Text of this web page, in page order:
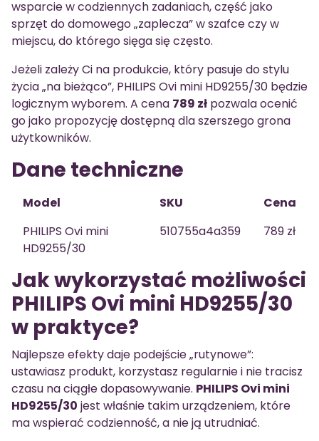
wsparcie w codziennych zadaniach, część jako
sprzęt do domowego „zaplecza” w szafce czy w
miejscu, do którego sięga się często.
Jeżeli zależy Ci na produkcie, który pasuje do stylu
życia „na bieżąco”, PHILIPS Ovi mini HD9255/30 będzie
logicznym wyborem. A cena 789 zł pozwala ocenić
go jako propozycję dostępną dla szerszego grona
użytkowników.
Dane techniczne
Model SKU
Cena
PHILIPS Ovi mini
HD9255/30
510755a4a359 789 zł
Jak wykorzystać możliwości
PHILIPS Ovi mini HD9255/30
w praktyce?
Najlepsze efekty daje podejście „rutynowe”:
ustawiasz produkt, korzystasz regularnie i nie tracisz
czasu na ciągłe dopasowywanie. PHILIPS Ovi mini
HD9255/30 jest właśnie takim urządzeniem, które
ma wspierać codzienność, a nie ją utrudniać.